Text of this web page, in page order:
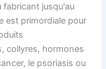
fabricant jusqu'au
est primordiale pour
collyres, hormones
le psoriasis ou